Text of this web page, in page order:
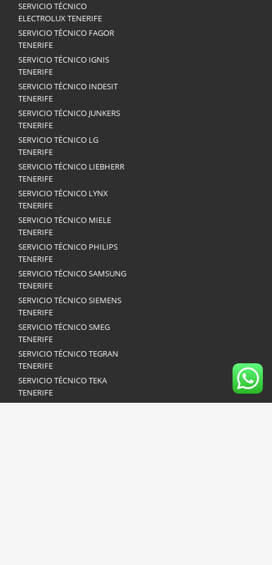
SERVICIO TÉCNICO
ELECTROLUX TENERIFE
SERVICIO TÉCNICO FAGOR
TENERIFE
SERVICIO TÉCNICO IGNIS
TENERIFE
SERVICIO TÉCNICO INDESIT
TENERIFE
SERVICIO TÉCNICO JUNKERS
TENERIFE
SERVICIO TÉCNICO LG
TENERIFE
SERVICIO TÉCNICO LIEBHERR
TENERIFE
SERVICIO TÉCNICO LYNX
TENERIFE
SERVICIO TÉCNICO MIELE
TENERIFE
SERVICIO TÉCNICO PHILIPS
TENERIFE
SERVICIO TÉCNICO SAMSUNG
TENERIFE
SERVICIO TÉCNICO SIEMENS
TENERIFE
SERVICIO TÉCNICO SMEG
TENERIFE
SERVICIO TÉCNICO TEGRAN
TENERIFE
SERVICIO TÉCNICO TEKA
TENERIFE